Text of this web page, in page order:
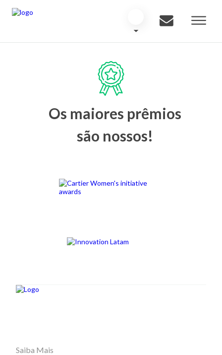
Os maiores prêmios
são nossos!
Saiba Mais